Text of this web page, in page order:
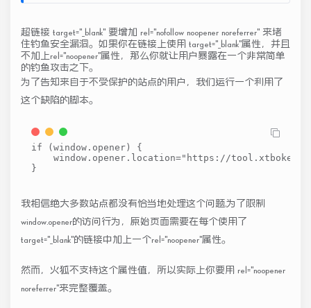
超链接 target="_blank" 要增加 rel="nofollow noopener noreferrer" 来堵
住钓鱼安全漏洞。如果你在链接上使用 target="_blank"属性，并且
不加上rel="noopener"属性，那么你就让用户暴露在一个非常简单
的钓鱼攻击之下。
为了告知来自于不受保护的站点的用户，我们运行一个利用了
这个缺陷的脚本。
if ( window . opener )
{
window . opener . location="https://
}
我相信绝大多数站点都没有恰当地处理这个问题,为了限制
window.opener的访问行为，原始页面需要在每个使用了
target="_blank"的链接中加上一个rel="noopener"属性。
然而，火狐不支持这个属性值，所以实际上你要用 rel="noopener
noreferrer"来完整覆盖。